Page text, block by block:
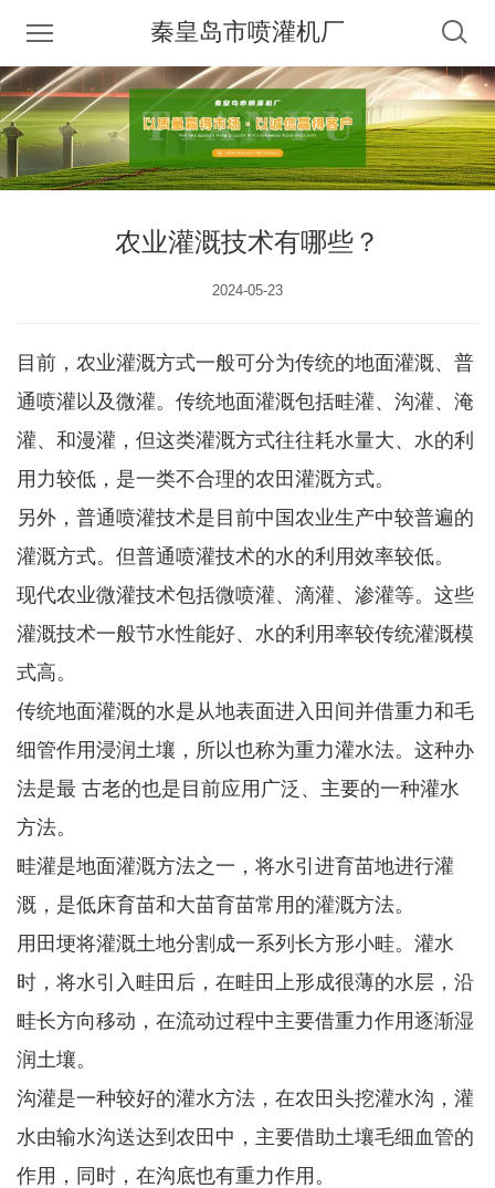
秦皇岛市喷灌机厂
农业灌溉技术有哪些？
2024-05-23
目前，农业灌溉方式一般可分为传统的地面灌溉、普
通喷灌以及微灌。传统地面灌溉包括畦灌、沟灌、淹
灌、和漫灌，但这类灌溉方式往往耗水量大、水的利
用力较低，是一类不合理的农田灌溉方式。
另外，普通喷灌技术是目前中国农业生产中较普遍的
灌溉方式。但普通喷灌技术的水的利用效率较低。
现代农业微灌技术包括微喷灌、滴灌、渗灌等。这些
灌溉技术一般节水性能好、水的利用率较传统灌溉模
式高。
传统地面灌溉的水是从地表面进入田间并借重力和毛
细管作用浸润土壤，所以也称为重力灌水法。这种办
法是最 古老的也是目前应用广泛、主要的一种灌水
方法。
畦灌是地面灌溉方法之一，将水引进育苗地进行灌
溉，是低床育苗和大苗育苗常用的灌溉方法。
用田埂将灌溉土地分割成一系列长方形小畦。灌水
时，将水引入畦田后，在畦田上形成很薄的水层，沿
畦长方向移动，在流动过程中主要借重力作用逐渐湿
润土壤。
沟灌是一种较好的灌水方法，在农田头挖灌水沟，灌
水由输水沟送达到农田中，主要借助土壤毛细血管的
作用，同时，在沟底也有重力作用。